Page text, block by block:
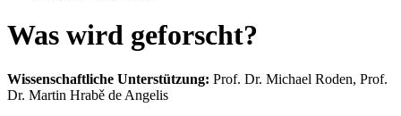
Was wird geforscht?
Wissenschaftliche Unterstützung: Prof. Dr. Michael Roden, Prof.
Dr. Martin Hrabě de Angelis